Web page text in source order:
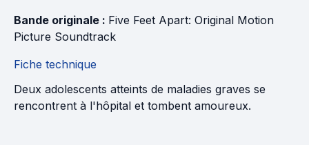
Bande originale : Five Feet Apart: Original Motion
Picture Soundtrack
Fiche technique
Deux adolescents atteints de maladies graves se
rencontrent à l'hôpital et tombent amoureux.